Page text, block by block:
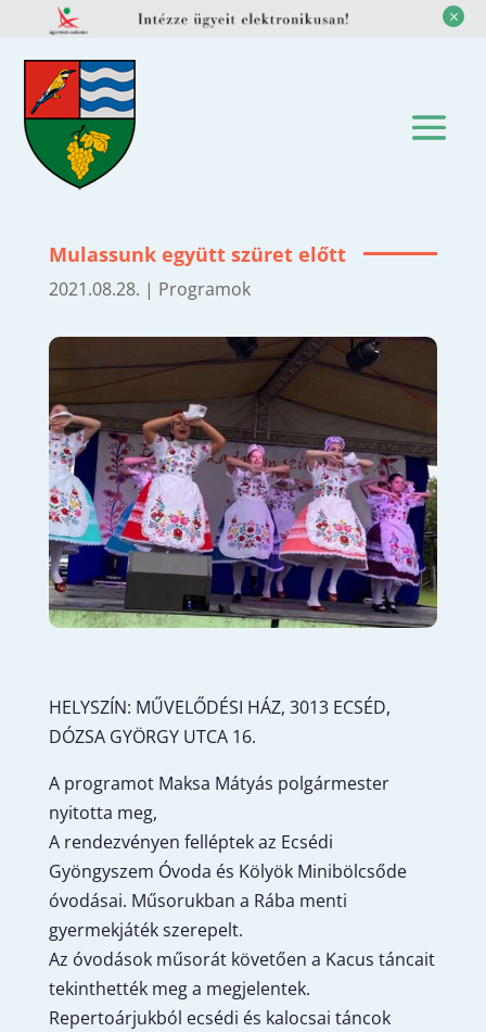
M
Mulassunk együtt szüret előtt
2021.08.28. | Programok
HELYSZÍN: MŰVELŐDÉSI HÁZ, 3013 ECSÉD,
DÓZSA GYÖRGY UTCA 16.
A programot Maksa Mátyás polgármester
nyitotta meg,
A rendezvényen felléptek az Ecsédi
Gyöngyszem Óvoda és Kölyök Minibölcsőde
óvodásai. Műsorukban a Rába menti
gyermekjáték szerepelt.
Az óvodások műsorát követően a Kacus táncait
tekinthették meg a megjelentek.
Repertoárjukból ecsédi és kalocsai táncok